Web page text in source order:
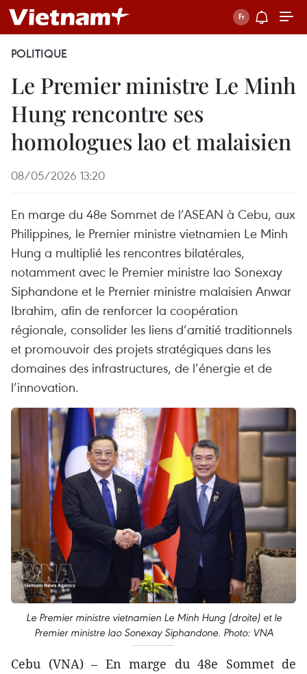
POLITIQUE
Le Premier ministre Le Minh
Hung rencontre ses
homologues lao et malaisien
08/05/2026 13:20
En marge du 48e Sommet de l’ASEAN à Cebu, aux
Philippines, le Premier ministre vietnamien Le Minh
Hung a multiplié les rencontres bilatérales,
notamment avec le Premier ministre lao Sonexay
Siphandone et le Premier ministre malaisien Anwar
Ibrahim, afin de renforcer la coopération
régionale, consolider les liens d’amitié traditionnels
et promouvoir des projets stratégiques dans les
domaines des infrastructures, de l’énergie et de
l’innovation.
Le Premier ministre vietnamien Le Minh Hung (droite) et le
Premier ministre lao Sonexay Siphandone. Photo: VNA
Cebu (VNA) – En marge du 48e Sommet de